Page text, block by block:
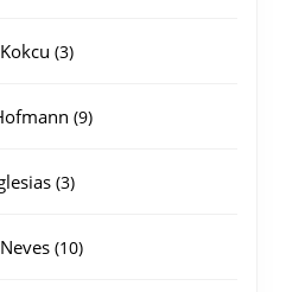
33
99
33
1010